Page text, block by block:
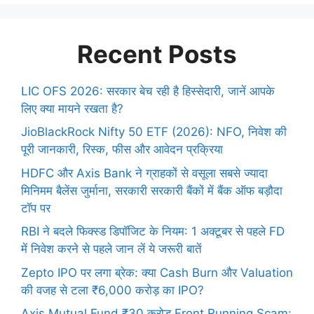
Recent Posts
LIC OFS 2026: सरकार बेच रही है हिस्सेदारी, जानें आपके
लिए क्या मायने रखता है?
JioBlackRock Nifty 50 ETF (2026): NFO, निवेश की
पूरी जानकारी, रिस्क, फीस और आवेदन प्रक्रिया
HDFC और Axis Bank ने ग्राहकों से वसूला सबसे ज्यादा
मिनिमम बैलेंस जुर्माना, सरकारी सरकारी बैंकों में बैंक ऑफ बड़ौदा
टॉप पर
RBI ने बदले फिक्स्ड डिपॉजिट के नियम: 1 अक्टूबर से पहले FD
में निवेश करने से पहले जान लें ये जरूरी बातें
Zepto IPO पर लगा ब्रेक: क्या Cash Burn और Valuation
की वजह से टला ₹6,000 करोड़ का IPO?